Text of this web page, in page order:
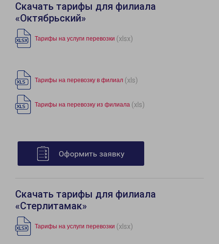
Скачать тарифы для филиала
«Октябрьский»
Тарифы на услуги перевозки (xlsx)
Тарифы на перевозку в филиал (xls)
Тарифы на перевозку из филиала (xls)
Оформить заявку
Скачать тарифы для филиала
«Стерлитамак»
Тарифы на услуги перевозки (xlsx)